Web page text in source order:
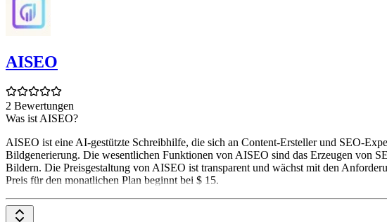
AISEO
2 Bewertungen
Was ist AISEO?
AISEO ist eine AI-gestützte Schreibhilfe, die sich an Content-Ersteller und SEO-
Bildgenerierung. Die wesentlichen Funktionen von AISEO sind das Erzeugen von
Bildern. Die Preisgestaltung von AISEO ist transparent und wächst mit den
Preis für den monatlichen Plan beginnt bei $ 15.